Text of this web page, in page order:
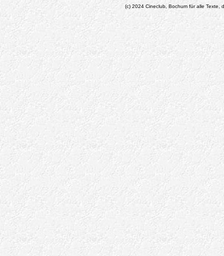
(c) 2024 Cineclub, Bochum für alle Texte,